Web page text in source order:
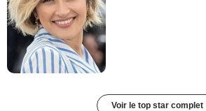
Voir le top star complet